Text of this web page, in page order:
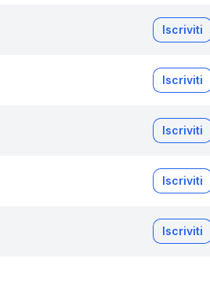
Iscriviti
Iscriviti
Iscriviti
Iscriviti
Iscriviti